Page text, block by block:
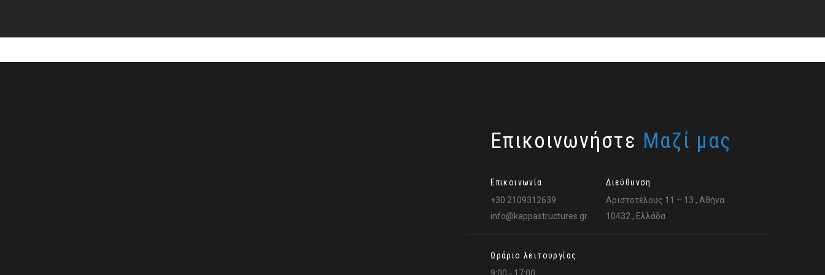
Επικοινωνήστε Μαζί μας
Επικοινωνία
+30 2109312639
info@kappastructures.gr
Διεύθυνση
Αριστοτέλους 11 – 13 , Αθήνα
10432 , Ελλάδα
Ωράριο λειτουργίας